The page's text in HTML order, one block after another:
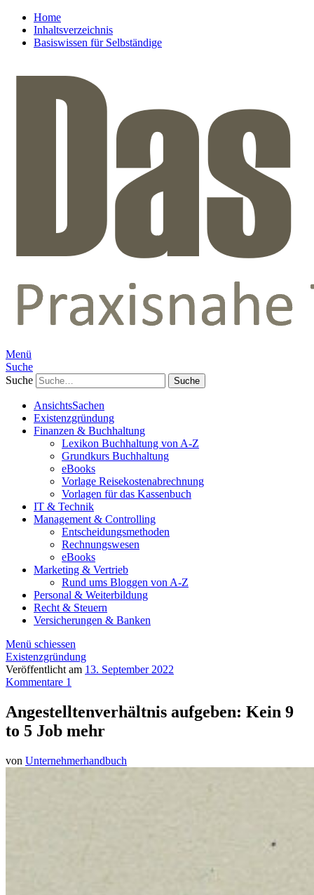
Home
Inhaltsverzeichnis
Basiswissen für Selbständige
Menü
Suche
Suche
AnsichtsSachen
Existenzgründung
Finanzen & Buchhaltung
Lexikon Buchhaltung von A-Z
Grundkurs Buchhaltung
eBooks
Vorlage Reisekostenabrechnung
Vorlagen für das Kassenbuch
IT & Technik
Management & Controlling
Entscheidungsmethoden
Rechnungswesen
eBooks
Marketing & Vertrieb
Rund ums Bloggen von A-Z
Personal & Weiterbildung
Recht & Steuern
Versicherungen & Banken
Menü schiessen
Existenzgründung
Veröffentlicht am 13. September 2022
Kommentare 1
Angestelltenverhältnis aufgeben: Kein 9
to 5 Job mehr
von Unternehmerhandbuch